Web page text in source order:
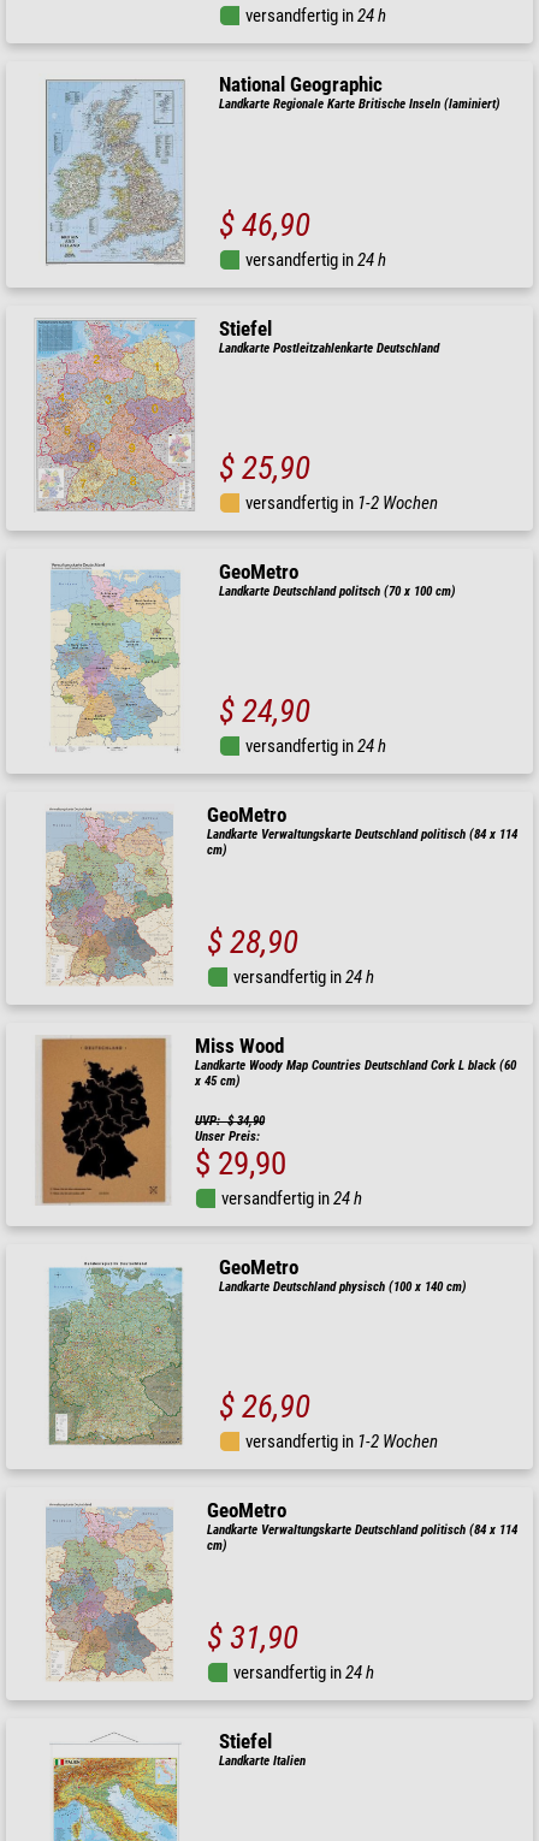
versandfertig in24 h
National Geographic
Landkarte Regionale Karte Britische Inseln (laminiert)
$ 46,90
versandfertig in24 h
Stiefel
Landkarte Postleitzahlenkarte Deutschland
$ 25,90
versandfertig in 1-2 Wochen
GeoMetro
Landkarte Deutschland politsch (70 x 100 cm)
$ 24,90
versandfertig in24 h
GeoMetro
Landkarte Verwaltungskarte Deutschland politisch (84 x 114
cm)
$ 28,90
versandfertig in24 h
Miss Wood
Landkarte Woody Map Countries Deutschland Cork L black (60
x 45 cm)
UVP: $ 34,90
Unser Preis:
$ 29,90
versandfertig in24 h
GeoMetro
Landkarte Deutschland physisch (100 x 140 cm)
$ 26,90
versandfertig in 1-2 Wochen
GeoMetro
Landkarte Verwaltungskarte Deutschland politisch (84 x 114
cm)
$ 31,90
versandfertig in24 h
Stiefel
Landkarte Italien